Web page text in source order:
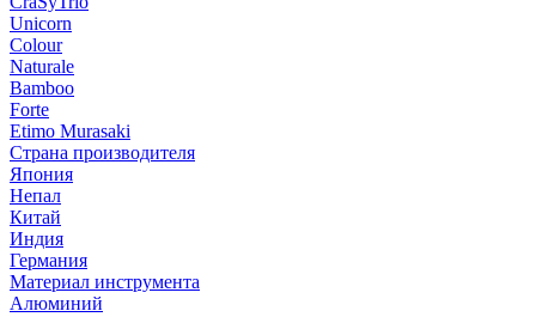
Unicorn
Colour
Naturale
Bamboo
Forte
Etimo Murasaki
Страна производителя
Япония
Непал
Китай
Индия
Германия
Материал инструмента
Алюминий